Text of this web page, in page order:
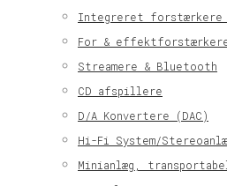
Integreret forstærkere
For &
Streamere & Bluetooth
CD afspillere
D/A Konvertere (DAC)
Hi-Fi System/
Minianlæg,